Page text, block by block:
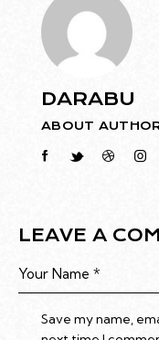
DARABU
ABOUT
LEAVE A
Save my name,